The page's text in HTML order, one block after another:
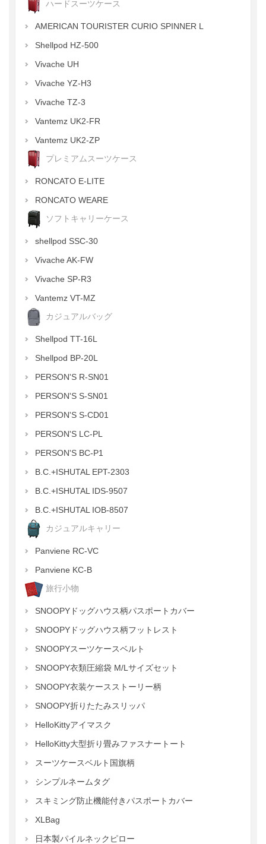
ハードスーツケース
AMERICAN TOURISTER CURIO SPINNER L
Shellpod HZ-500
Vivache UH
Vivache YZ-H3
Vivache TZ-3
Vantemz UK2-FR
Vantemz UK2-ZP
プレミアムスーツケース
RONCATO E-LITE
RONCATO WEARE
ソフトキャリーケース
shellpod SSC-30
Vivache AK-FW
Vivache SP-R3
Vantemz VT-MZ
カジュアルバッグ
Shellpod TT-16L
Shellpod BP-20L
PERSON'S R-SN01
PERSON'S S-SN01
PERSON'S S-CD01
PERSON'S LC-PL
PERSON'S BC-P1
B.C.+ISHUTAL EPT-2303
B.C.+ISHUTAL IDS-9507
B.C.+ISHUTAL IOB-8507
カジュアルキャリー
Panviene RC-VC
Panviene KC-B
旅行小物
SNOOPYドッグハウス柄パスポートカバー
SNOOPYドッグハウス柄フットレスト
SNOOPYスーツケースベルト
SNOOPY衣類圧縮袋 M/Lサイズセット
SNOOPY衣装ケースストーリー柄
SNOOPY折りたたみスリッパ
HelloKittyアイマスク
HelloKitty大型折り畳みファスナートート
スーツケースベルト国旗柄
シンプルネームタグ
スキミング防止機能付きパスポートカバー
XLBag
日本製パイルネックピロー